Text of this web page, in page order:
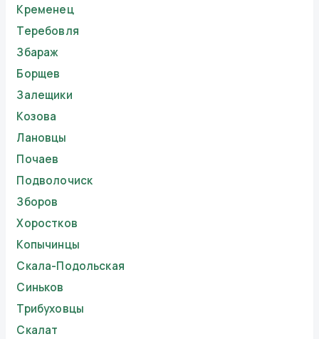
Кременец
Теребовля
Збараж
Борщев
Залещики
Козова
Лановцы
Почаев
Подволочиск
Зборов
Хоростков
Копычинцы
Скала-Подольская
Синьков
Трибуховцы
Скалат